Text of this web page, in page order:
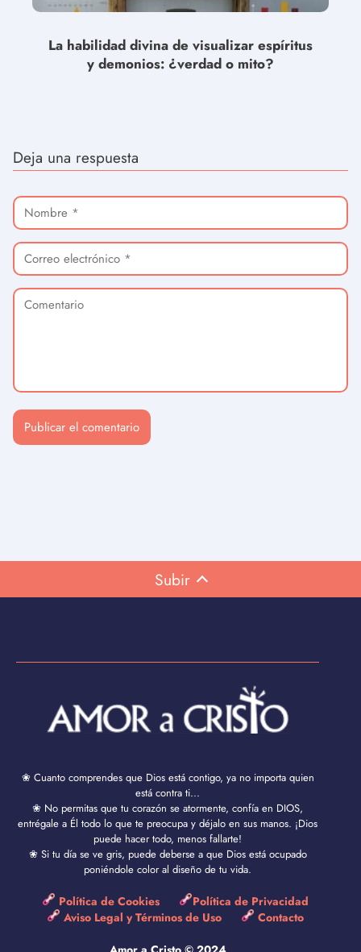
La habilidad divina de visualizar espíritus
y demonios: ¿verdad o mito?
Deja una respuesta
Subir
❀ Cuanto comprendes que Dios está contigo, ya no importa quien
está contra ti...
❀ No permitas que tu corazón se atormente, confía en DIOS,
entrégale a Él todo lo que te preocupa y déjalo en sus manos. ¡Dios
puede hacer todo, menos fallarte!
❀ Si tu día se ve gris, puede deberse a que Dios está ocupado
poniéndole color al diseño de tu vida.
Política de Cookies
Política de Privacidad
Aviso Legal y Términos de Uso
Contacto